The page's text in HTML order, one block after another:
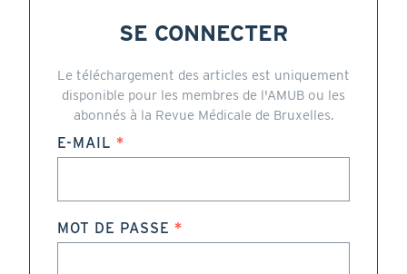
SE CONNECTER
Le téléchargement des articles est uniquement
disponible pour les membres de l'AMUB ou les
abonnés à la Revue Médicale de Bruxelles.
E-MAIL
MOT DE PASSE